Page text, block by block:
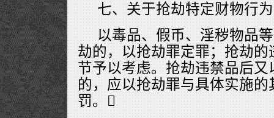
七、关于抢劫特定财物行
以毒品、假币、淫秽物品
劫的，以抢劫罪定罪；抢劫
节予以考虑。抢劫违禁品后
的，应以抢劫罪与具体实施
罚。